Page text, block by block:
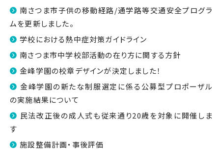
南さつま市子供の移動経路/通学路等交通安全プログラ
ムを更新しました。
学校における熱中症対策ガイドライン
南さつま市中学校部活動の在り方に関する方針
金峰学園の校章デザインが決定しました！
金峰学園の新たな制服選定に係る公募型プロポーザル
の実施結果について
民法改正後の成人式も従来通り20歳を対象に開催しま
す
施設整備計画・事後評価